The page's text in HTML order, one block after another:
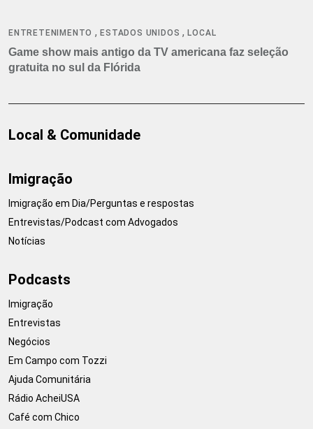
ENTRETENIMENTO ,ESTADOS UNIDOS ,LOCAL
Game show mais antigo da TV americana faz seleção
gratuita no sul da Flórida
Local & Comunidade
Imigração
Imigração em Dia/Perguntas e respostas
Entrevistas/Podcast com Advogados
Notícias
Podcasts
Imigração
Entrevistas
Negócios
Em Campo com Tozzi
Ajuda Comunitária
Rádio AcheiUSA
Café com Chico